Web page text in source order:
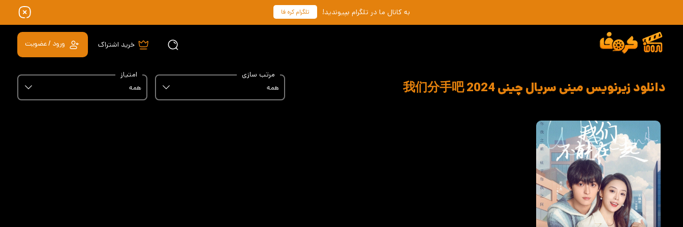
به کانال ما در تلگرام بپیوندید! تلگرام کره فا
خرید اشتراک ورود / عضویت
دانلود زیرنویس مینی سریال چینی 我们分手吧 2024
مرتب سازی
همه
امتیاز
همه